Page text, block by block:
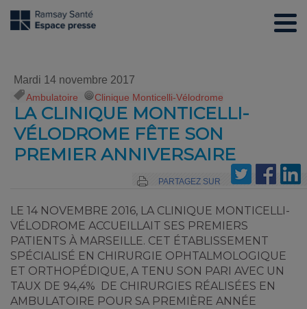
Mardi 14 novembre 2017
Ambulatoire Clinique Monticelli-Vélodrome
LA CLINIQUE MONTICELLI-
VÉLODROME FÊTE SON
PREMIER ANNIVERSAIRE
PARTAGEZ SUR
LE 14 NOVEMBRE 2016, LA CLINIQUE MONTICELLI-
VÉLODROME ACCUEILLAIT SES PREMIERS
PATIENTS À MARSEILLE. CET ÉTABLISSEMENT
SPÉCIALISÉ EN CHIRURGIE OPHTALMOLOGIQUE
ET ORTHOPÉDIQUE, A TENU SON PARI AVEC UN
TAUX DE 94,4% DE CHIRURGIES RÉALISÉES EN
AMBULATOIRE POUR SA PREMIÈRE ANNÉE